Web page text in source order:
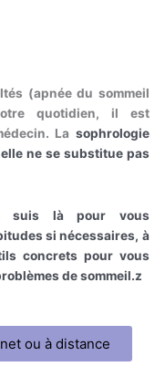
(apnée du sommeil
quotidien, il est
La sophrologie
ne se substitue pas
suis là pour vous
si nécessaires, à
concrets pour vous
de sommeil.z
ou à distance